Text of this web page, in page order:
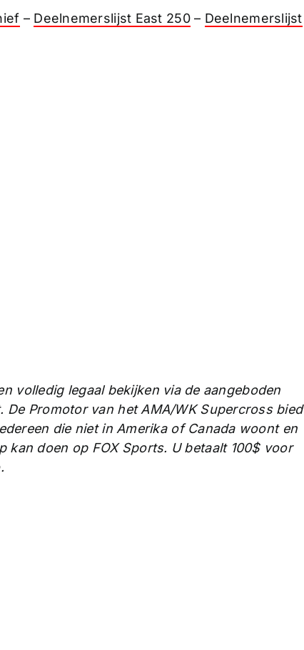
– Deelnemerslijst East 250– Deelnemerslijst
volledig legaal bekijken via de aangeboden
De Promotor van het AMA/WK Supercross bied
die niet in Amerika of Canada woont en
kan doen op FOX Sports. U betaalt 100$ voor